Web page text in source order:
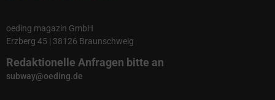
oeding magazin GmbH
Erzberg 45 | 38126 Braunschweig
Redaktionelle Anfragen bitte an
subway@oeding.de